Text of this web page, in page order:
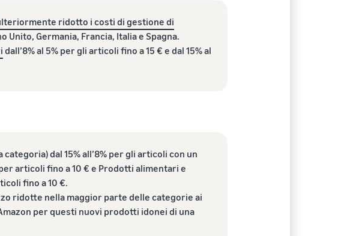
ridotto i costi di gestione di
Unito, Germania, Francia, Italia e Spagna.
dall’8% al 5% per gli articoli fino a 15 € e dal 15% al
dal 15% all’8% per gli articoli con un
articoli fino a 10 € e Prodotti alimentari e
fino a 10 €.
ridotte nella maggior parte delle categorie ai
per questi nuovi prodotti idonei di una